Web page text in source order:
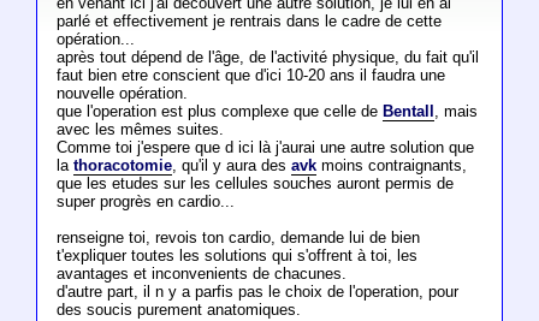
parlé et effectivement je rentrais dans le cadre de cette
opération...
après tout dépend de l'âge, de l'activité physique, du fait qu'il
faut bien etre conscient que d'ici 10-20 ans il faudra une
nouvelle opération.
que l'operation est plus complexe que celle de Bentall , mais
avec les mêmes suites.
Comme toi j'espere que d ici là j'aurai une autre solution que
la thoracotomie, qu'il y aura des avkmoins contraignants,
que les etudes sur les cellules souches auront permis de
super progrès en cardio...
renseigne toi, revois ton cardio, demande lui de bien
t'expliquer toutes les solutions qui s'offrent à toi, les
avantages et inconvenients de chacunes.
d'autre part, il n y a parfis pas le choix de l'operation, pour
des soucis purement anatomiques.